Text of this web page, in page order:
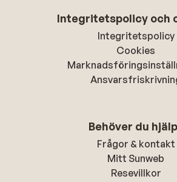
Integritetspolicy och
Integritetspolicy
Cookies
Behöver du
Frågor & kontakt
Mitt Sunweb
Resevillkor